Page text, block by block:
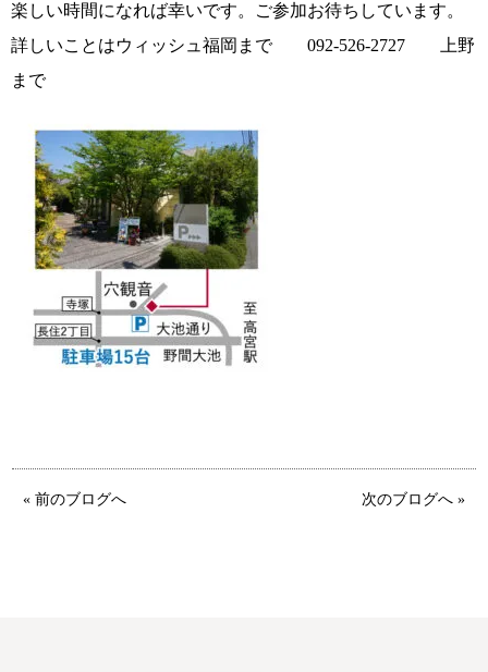
ご来店WEB予約 婚活キャンペーン
お問い合わせ 会員様の声
楽しい時間になれば幸いです。ご参加お待ちしています。
詳しいことはウィッシュ福岡まで 092-526-2727 上野
まで
« 前のブログへ 次のブログへ »